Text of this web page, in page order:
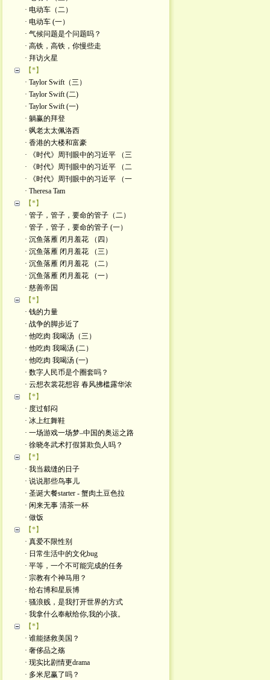
· 电动车（二）
· 电动车 (一）
· 气候问题是个问题吗？
· 高铁，高铁，你慢些走
· 拜访火星
【*】
· Taylor Swift（三）
· Taylor Swift (二)
· Taylor Swift (一)
· 躺赢的拜登
· 飒老太太佩洛西
· 香港的大楼和富豪
· 《时代》周刊眼中的习近平 （三
· 《时代》周刊眼中的习近平 （二
· 《时代》周刊眼中的习近平 （一
· Theresa Tam
【*】
· 管子，管子，要命的管子（二）
· 管子，管子，要命的管子 (一）
· 沉鱼落雁 闭月羞花 （四）
· 沉鱼落雁 闭月羞花 （三）
· 沉鱼落雁 闭月羞花 （二）
· 沉鱼落雁 闭月羞花 （一）
· 慈善帝国
【*】
· 钱的力量
· 战争的脚步近了
· 他吃肉 我喝汤（三）
· 他吃肉 我喝汤 (二）
· 他吃肉 我喝汤 (一)
· 数字人民币是个圈套吗？
· 云想衣裳花想容 春风拂槛露华浓
【*】
· 度过郁闷
· 冰上红舞鞋
· 一场游戏一场梦–中国的奥运之路
· 徐晓冬武术打假算欺负人吗？
【*】
· 我当裁缝的日子
· 说说那些鸟事儿
· 圣诞大餐starter - 蟹肉土豆色拉
· 闲来无事 清茶一杯
· 做饭
【*】
· 真爱不限性别
· 日常生活中的文化bug
· 平等，一个不可能完成的任务
· 宗教有个神马用？
· 给右博和星辰博
· 骚浪贱，是我打开世界的方式
· 我拿什么奉献给你,我的小孩。
【*】
· 谁能拯救美国？
· 奢侈品之殇
· 现实比剧情更drama
· 多米尼赢了吗？